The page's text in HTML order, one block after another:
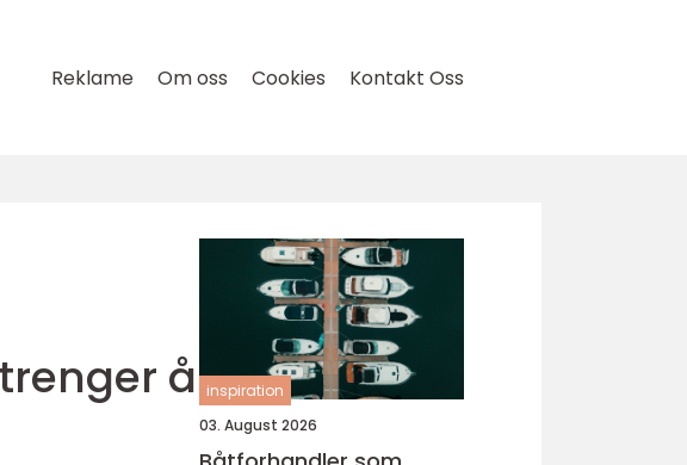
Reklame Om oss Cookies Kontakt Oss
å
inspiration
03. August 2026